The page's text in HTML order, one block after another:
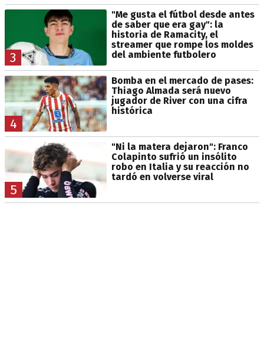
3
"Me gusta el fútbol desde antes
de saber que era gay": la
historia de Ramacity, el
streamer que rompe los moldes
del ambiente futbolero
4
Bomba en el mercado de pases:
Thiago Almada será nuevo
jugador de River con una cifra
histórica
5
"Ni la matera dejaron": Franco
Colapinto sufrió un insólito
robo en Italia y su reacción no
tardó en volverse viral